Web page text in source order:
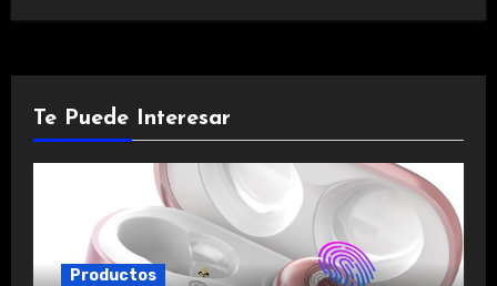
Te Puede Interesar
Productos